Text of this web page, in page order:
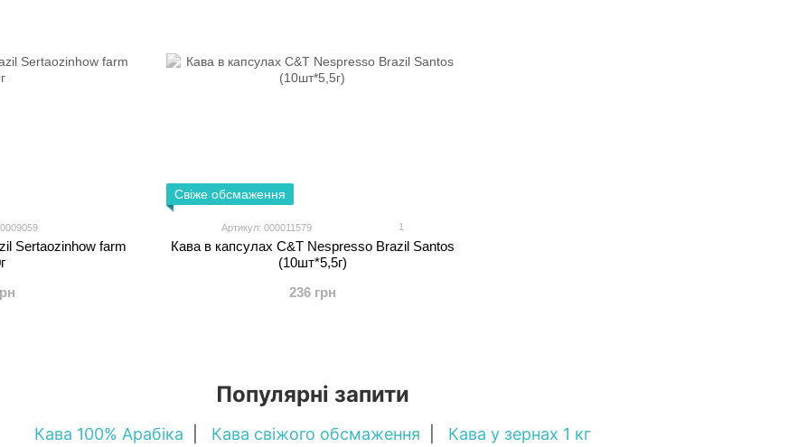
Популярні запити
Кава 100% Арабіка Кава свіжого обсмаження Кава у зернах 1 кг
Sertaozinhow farm
Свіже обсмаження
Артикул: 000011579 1
Кава в капсулах C&T Nespresso Brazil Santos
(10шт*5,5г)
236 грн